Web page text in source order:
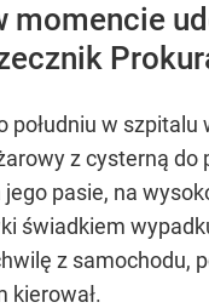
manipulują
momencie
południu w
z cysterną
jego pasie, na
świadkiem
z samochodu,
kierował.